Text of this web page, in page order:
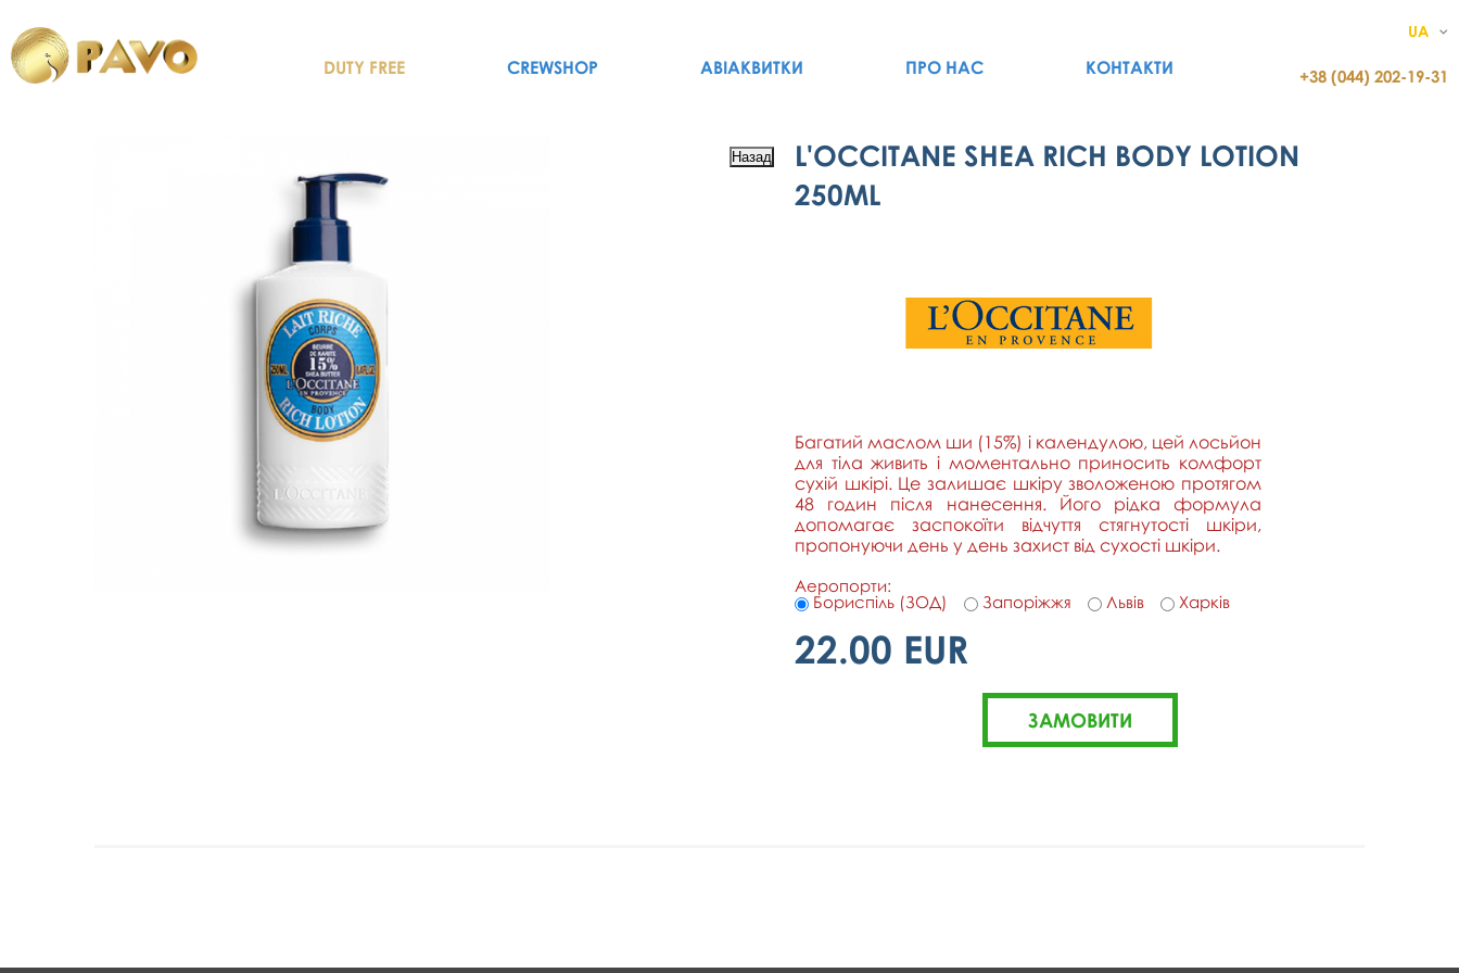
DUTY FREE CREWSHOP АВІАКВИТКИ ПРО НАС КОНТАКТИ
UA
+38 (044) 202-19-31
L'OCCITANE SHEA RICH BODY LOTION
250ML
Багатий маслом ши (15%) і календулою, цей лосьйон
для тіла живить і моментально приносить комфорт
сухій шкірі. Це залишає шкіру зволоженою протягом
48 годин після нанесення. Його рідка формула
допомагає заспокоїти відчуття стягнутості шкіри,
пропонуючи день у день захист від сухості шкіри.
Аеропорти:
Бориспіль (ЗОД)
Запоріжжя Львів Харків
22.00 EUR